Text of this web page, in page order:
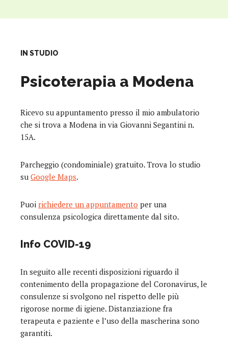
IN STUDIO
Psicoterapia a Modena
Ricevo su appuntamento presso il mio ambulatorio
che si trova a Modena in via Giovanni Segantini n.
15A.
Parcheggio (condominiale) gratuito. Trova lo studio
su Google Maps.
Puoi richiedere un appuntamento per una
consulenza psicologica direttamente dal sito.
Info COVID-19
In seguito alle recenti disposizioni riguardo il
contenimento della propagazione del Coronavirus, le
consulenze si svolgono nel rispetto delle più
rigorose norme di igiene. Distanziazione fra
terapeuta e paziente e l’uso della mascherina sono
garantiti.